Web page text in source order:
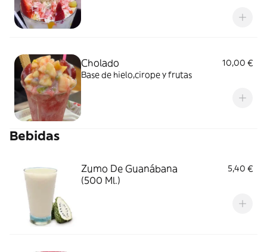
Cholado
10,00 €
Base de hielo,cirope y frutas
Bebidas
Zumo De Guanábana
(500 Ml.)
5,40 €